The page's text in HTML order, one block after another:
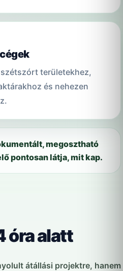
területekhez,
és nehezen
megosztható
pontosan látja, mit kap.
óra alatt
átállási projektre, hanem